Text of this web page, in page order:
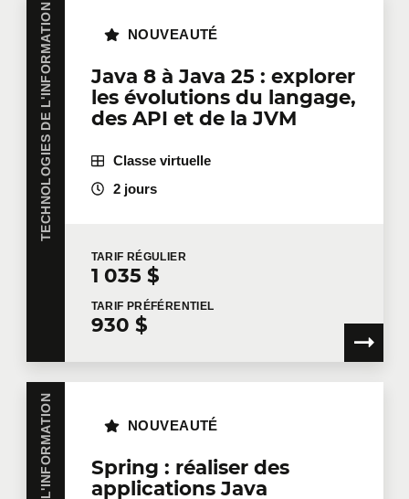
TECHNOLOGIES DE L'INFORMATION
Java 8 à Java 25 : explorer
les évolutions du langage,
des API et de la JVM
NOUVEAUTÉ
Classe virtuelle
2 jours
TARIF RÉGULIER
1 035 $
TARIF PRÉFÉRENTIEL
930 $
Spring : réaliser des
applications Java
NOUVEAUTÉ